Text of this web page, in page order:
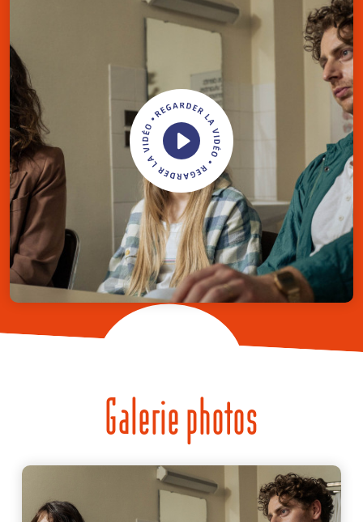
Galerie photos